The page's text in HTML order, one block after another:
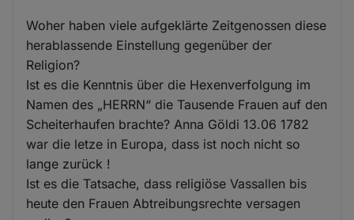
Woher haben viele aufgeklärte Zeitgenossen diese
herablassende Einstellung gegenüber der
Religion?
Ist es die Kenntnis über die Hexenverfolgung im
Namen des „HERRN“ die Tausende Frauen auf den
Scheiterhaufen brachte? Anna Göldi 13.06 1782
war die letze in Europa, dass ist noch nicht so
lange zurück !
Ist es die Tatsache, dass religiöse Vassallen bis
heute den Frauen Abtreibungsrechte versagen